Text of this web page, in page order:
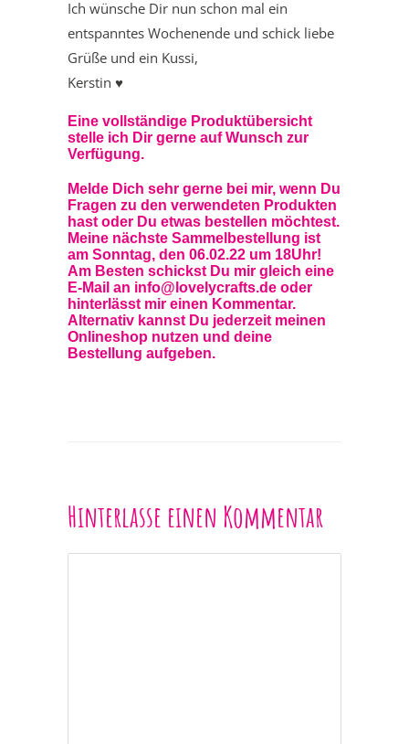
Ich wünsche Dir nun schon mal ein
entspanntes Wochenende und schick liebe
Grüße und ein Kussi,
Kerstin ♥
Eine vollständige Produktübersicht
stelle ich Dir gerne auf Wunsch zur
Verfügung.
Melde Dich sehr gerne bei mir, wenn Du
Fragen zu den verwendeten Produkten
hast oder Du etwas bestellen möchtest.
Meine nächste Sammelbestellung ist
am Sonntag, den 06.02.22 um 18Uhr!
Am Besten schickst Du mir gleich eine
E-Mail an info@lovelycrafts.de oder
hinterlässt mir einen Kommentar.
Alternativ kannst Du jederzeit meinen
Onlineshop nutzen und deine
Bestellung aufgeben.
Hinterlasse einen Kommentar